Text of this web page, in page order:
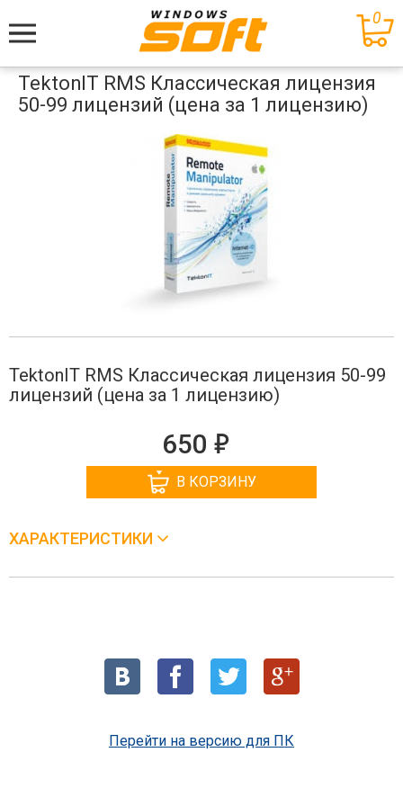
Меню
0
TektonIT RMS Классическая лицензия
50-99 лицензий (цена за 1 лицензию)
TektonIT RMS Классическая лицензия 50-99
лицензий (цена за 1 лицензию)
650 е
В КОРЗИНУ
ХАРАКТЕРИСТИКИ
Перейти на версию для ПК